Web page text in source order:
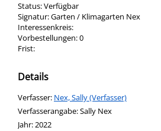
Status:Verfügbar
Signatur:Garten / Klimagarten Nex
Interessenkreis:
Vorbestellungen:0
Frist:
Details
Verfasser: Suche nach diesem Verfasser
Nex, Sally (Verfasser)
Verfasserangabe:Sally Nex
Jahr:2022